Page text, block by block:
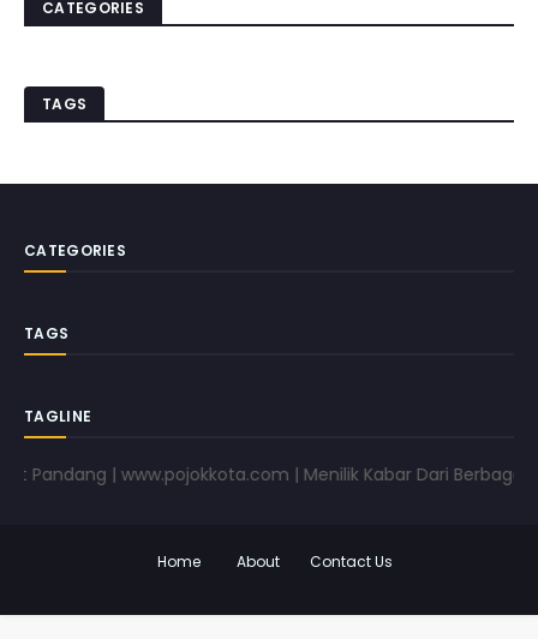
CATEGORIES
TAGS
CATEGORIES
TAGS
TAGLINE
| www.pojokkota.com | Menilik Kabar Dari Berbagai Sudut
Home About Contact Us